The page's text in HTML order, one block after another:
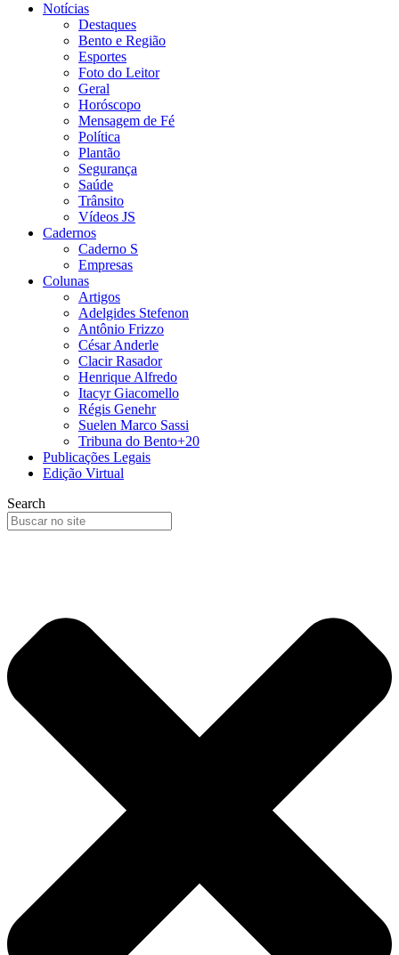
Notícias
Destaques
Bento e Região
Esportes
Foto do Leitor
Geral
Horóscopo
Mensagem de Fé
Política
Plantão
Segurança
Saúde
Trânsito
Vídeos JS
Cadernos
Caderno S
Empresas
Colunas
Artigos
Adelgides Stefenon
Antônio Frizzo
César Anderle
Clacir Rasador
Henrique Alfredo
Itacyr Giacomello
Régis Genehr
Suelen Marco Sassi
Tribuna do Bento+20
Publicações Legais
Edição Virtual
Search